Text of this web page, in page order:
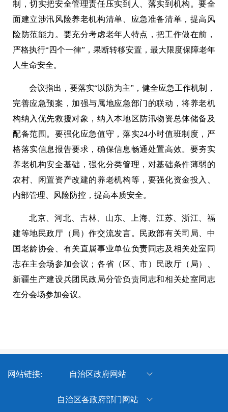
制，切实把安全管理责任压实到人、落实到机构。要全
面建立涉汛风险养老机构清单、应急准备清单，提高风
险防范能力。要充分考虑老年人特点，把工作做在前，
严格执行“四个一律”，果断转移安置，最大限度保障老年
人生命安全。
会议指出，要落实“以防为主”，健全应急工作机制，
完善应急预案，加强与属地应急部门的联动，将养老机
构纳入优先救援对象，纳入本地区防汛物资总体储备及
配备范围。要强化应急值守，落实24小时值班制度，严
格落实信息报告要求，确保信息畅通处置高效。要夯实
养老机构安全基础，强化分类管理，对基础条件薄弱的
农村、闲置资产改建的养老机构等，要强化资金投入、
内部管理、风险防控，提高本质安全。
北京、河北、吉林、山东、上海、江苏、浙江、福
建等地民政厅（局）作交流发言。民政部有关司局、中
国老龄协会、有关直属事业单位负责同志及相关处室同
志在主会场参加会议；各省（区、市）民政厅（局）、
新疆生产建设兵团民政局分管负责同志和相关处室同志
在分会场参加会议。
网站链接: 自治区政府网站
新疆维吾尔自治区人民政府
自治区各政府部门网站